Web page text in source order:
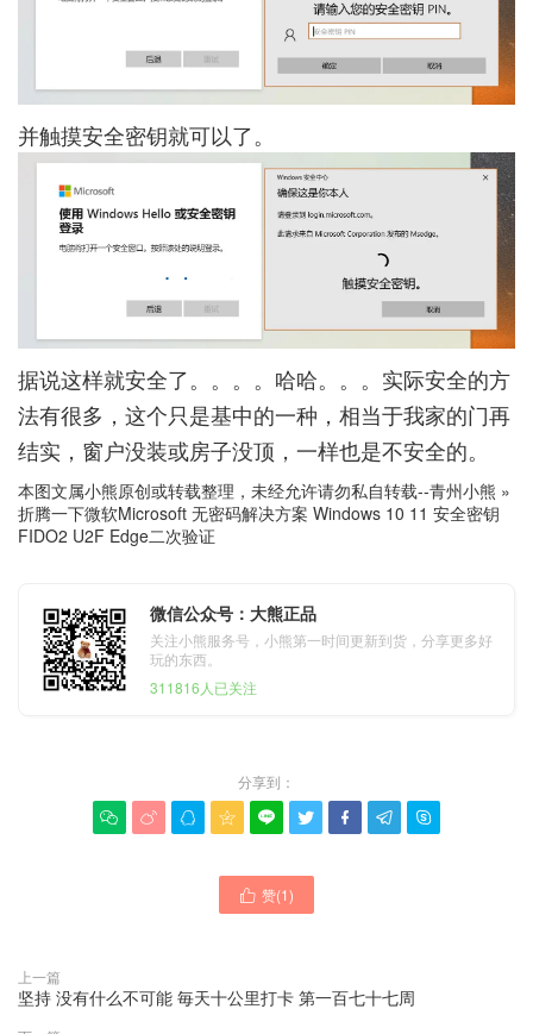
并触摸安全密钥就可以了。
据说这样就安全了。。。。哈哈。。。实际安全的方
法有很多，这个只是基中的一种，相当于我家的门再
结实，窗户没装或房子没顶，一样也是不安全的。
本图文属小熊原创或转载整理，未经允许请勿私自转载--青州小熊 »
折腾一下微软Microsoft 无密码解决方案 Windows 10 11 安全密钥
FIDO2 U2F Edge二次验证
微信公众号：大熊正品
关注小熊服务号，小熊第一时间更新到货，分享更多好
玩的东西。
311816人已关注
分享到：
        
 赞(1)
上一篇
坚持 没有什么不可能 毎天十公里打卡 第一百七十七周